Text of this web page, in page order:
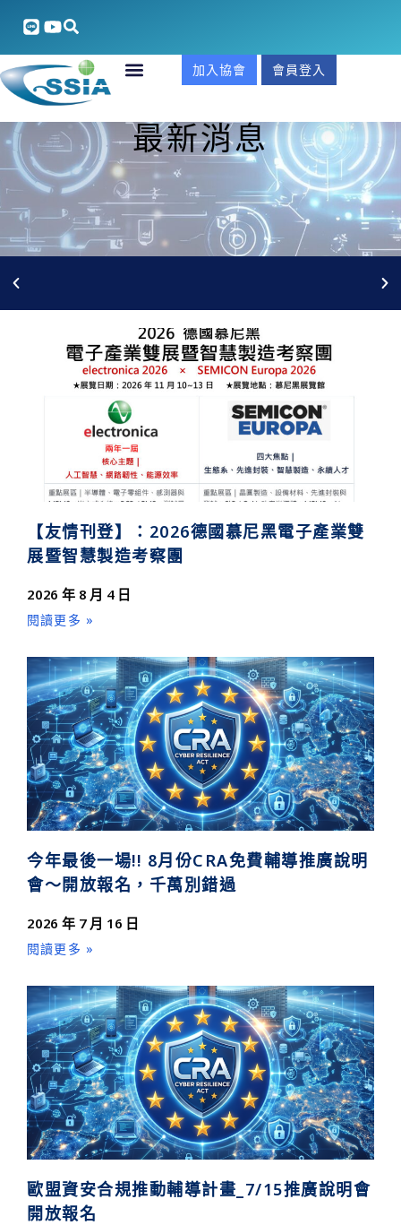
加入協會 會員登入
最新消息
5/27(三)AI安防整合xGCB合規實戰商機說明會 線上報名
中
【友情刊登】：2026德國慕尼黑電子產業雙
展暨智慧製造考察團
2026 年 8 月 4 日
閱讀更多 »
今年最後一場!! 8月份CRA免費輔導推廣說明
會～開放報名，千萬別錯過
2026 年 7 月 16 日
閱讀更多 »
歐盟資安合規推動輔導計畫_7/15推廣說明會
開放報名